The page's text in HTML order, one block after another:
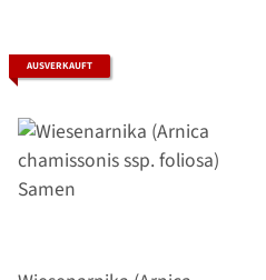
AUSVERKAUFT